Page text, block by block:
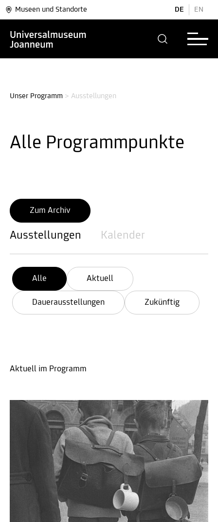
Museen und Standorte DE EN
Unser Programm > Ausstellungen
Alle Programm­punkte
Ausstellungen Kalender
Zum Archiv
Alle Aktuell
Dauerausstellungen Zukünftig
Aktuell im Programm